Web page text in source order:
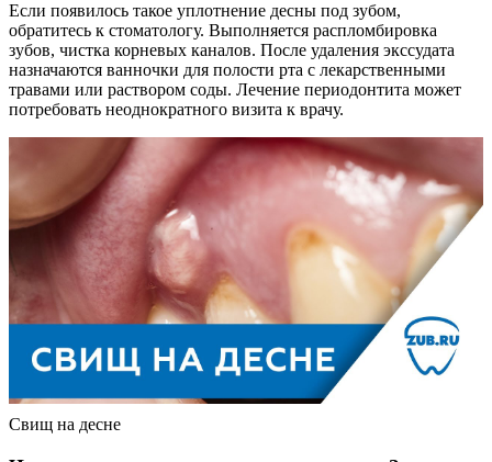
Если появилось такое уплотнение десны под зубом,
обратитесь к стоматологу. Выполняется распломбировка
зубов, чистка корневых каналов. После удаления экссудата
назначаются ванночки для полости рта с лекарственными
травами или раствором соды. Лечение периодонтита может
потребовать неоднократного визита к врачу.
Свищ на десне